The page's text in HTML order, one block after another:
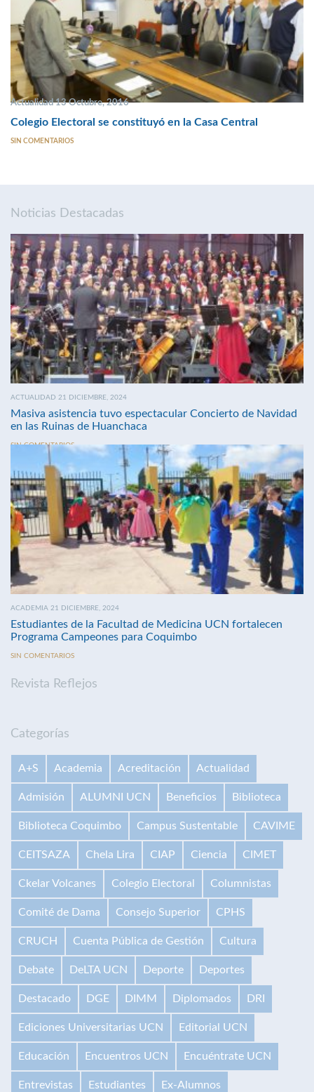
Actualidad 13 Octubre, 2016
Colegio Electoral se constituyó en la Casa Central
SIN COMENTARIOS
Noticias Destacadas
ACTUALIDAD 21 DICIEMBRE, 2024
Masiva asistencia tuvo espectacular Concierto de Navidad
en las Ruinas de Huanchaca
SIN COMENTARIOS
ACADEMIA 21 DICIEMBRE, 2024
Estudiantes de la Facultad de Medicina UCN fortalecen
Programa Campeones para Coquimbo
SIN COMENTARIOS
Revista Reflejos
Categorías
A+S Academia Acreditación Actualidad
Admisión ALUMNI UCN Beneficios Biblioteca
Biblioteca Coquimbo Campus Sustentable CAVIME
CEITSAZA Chela Lira CIAP Ciencia CIMET
Ckelar Volcanes Colegio Electoral Columnistas
Comité de Dama Consejo Superior CPHS
CRUCH Cuenta Pública de Gestión Cultura
Debate DeLTA UCN Deporte Deportes
Destacado DGE DIMM Diplomados DRI
Ediciones Universitarias UCN Editorial UCN
Educación Encuentros UCN Encuéntrate UCN
Entrevistas Estudiantes Ex-Alumnos